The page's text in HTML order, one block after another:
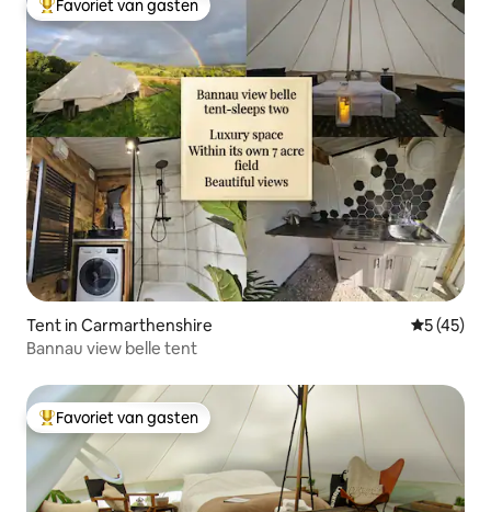
Topfavoriet van gasten
Favoriet van gasten
Tent in Carmarthenshire
5 (45)
Bannau view belle tent
Topfavoriet van gasten
Favoriet van gasten